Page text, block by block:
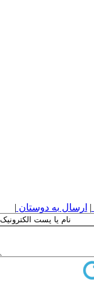
ارسال به دوستان|